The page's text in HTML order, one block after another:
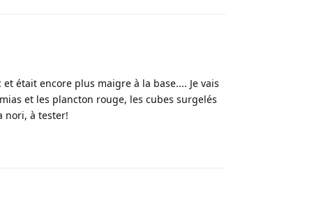
était encore plus maigre à la base.... Je vais
et les plancton rouge, les cubes surgelés
nori, à tester!